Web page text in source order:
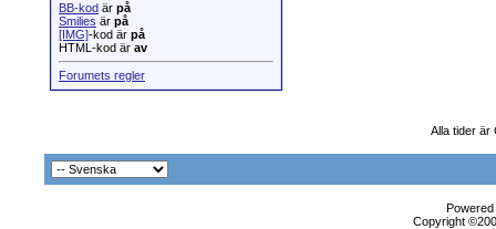
BB-kod är på
Smilies är på
[IMG]-kod är på
HTML-kod är av
Forumets regler
Alla tider är
Copyright